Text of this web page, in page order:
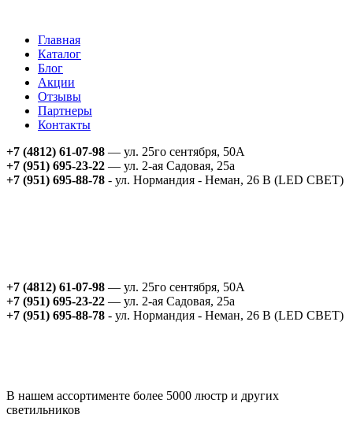
Главная
Каталог
Блог
Акции
Отзывы
Партнеры
Контакты
+7 (4812) 61-07-98 — ул. 25го сентября, 50А
+7 (951) 695-23-22 — ул. 2-ая Садовая, 25а
+7 (951) 695-88-78 - ул. Нормандия - Неман, 26 В (LED СВЕТ)
+7 (4812) 61-07-98 — ул. 25го сентября, 50А
+7 (951) 695-23-22 — ул. 2-ая Садовая, 25а
+7 (951) 695-88-78 - ул. Нормандия - Неман, 26 В (LED СВЕТ)
В нашем ассортименте более 5000 люстр и других
светильников